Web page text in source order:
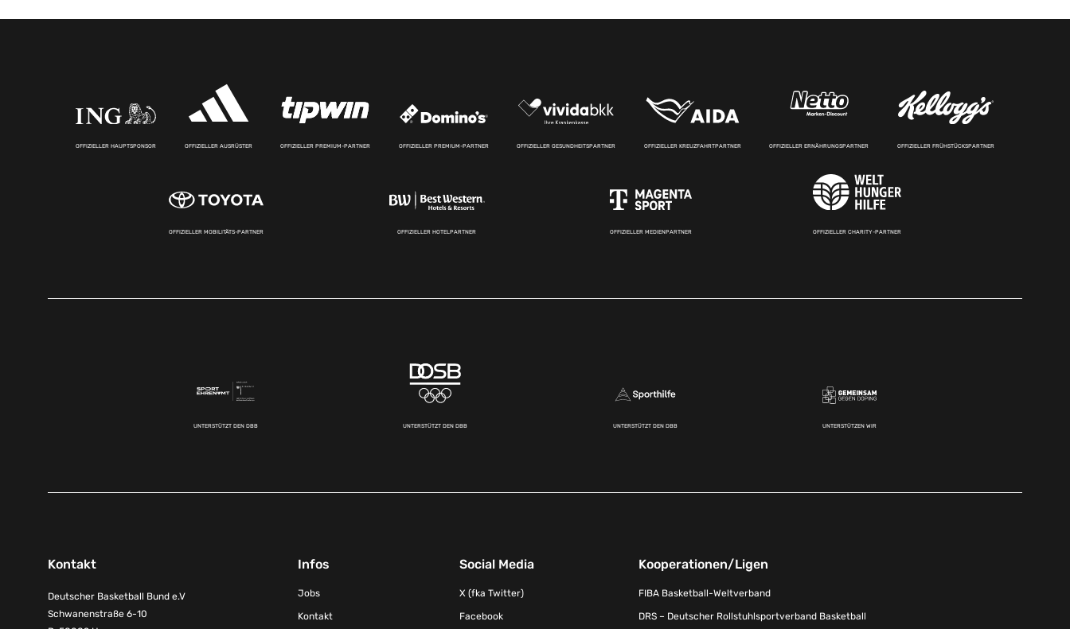
OFFIZIELLER HAUPTSPONSOR OFFIZIELLER AUSRÜSTER OFFIZIELLER PREMIUM-PARTNER OFFIZIELLER PREMIUM-PARTNER OFFIZIELLER GESUNDHEITSPARTNER OFFIZIELLER KREUZFAHRTPARTNER OFFIZIELLER ERNÄHRUNGSPARTNER OFFIZIELLER FRÜHSTÜCKSPARTNER
OFFIZIELLER MOBILITÄTS-PARTNER OFFIZIELLER HOTELPARTNER OFFIZIELLER MEDIENPARTNER OFFIZIELLER CHARITY-PARTNER
UNTERSTÜTZT DEN DBB UNTERSTÜTZT DEN DBB UNTERSTÜTZT DEN DBB UNTERSTÜTZEN WIR
Kontakt
Deutscher Basketball Bund e.V
Schwanenstraße 6-10
Infos
Jobs
Kontakt
Social Media
X (fka Twitter)
Facebook
Kooperationen/Ligen
FIBA Basketball-Weltverband
DRS – Deutscher Rollstuhlsportverband Basketball